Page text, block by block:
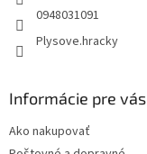
0948031091
Plysove.hracky
Informácie pre vás
Ako nakupovať